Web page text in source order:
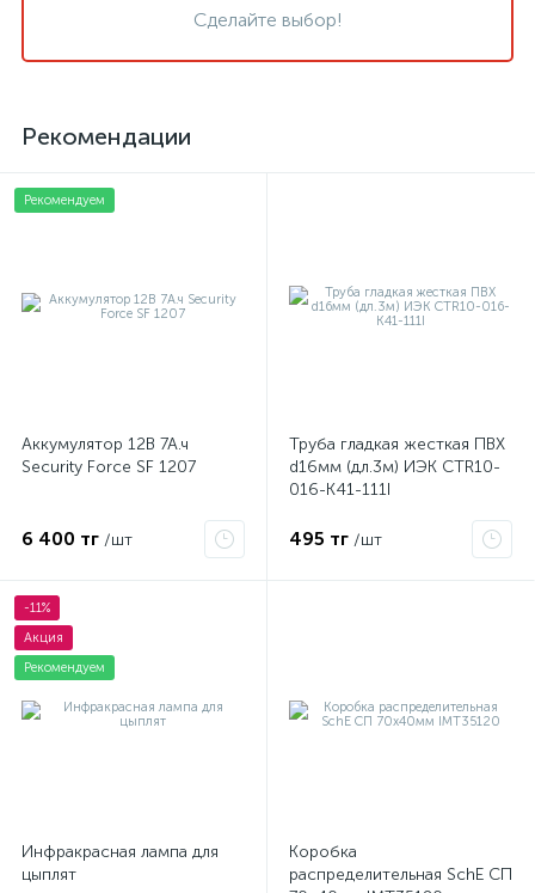
Сделайте выбор!
Рекомендации
Рекомендуем
Аккумулятор 12В 7А.ч
Security Force SF 1207
6 400 тг /шт
Труба гладкая жесткая ПВХ
d16мм (дл.3м) ИЭК CTR10-
016-K41-111I
495 тг /шт
-11%
Акция
Рекомендуем
Инфракрасная лампа для
цыплят
Коробка
распределительная SchE СП